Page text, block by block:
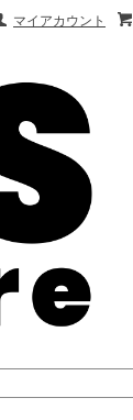
マイアカウント